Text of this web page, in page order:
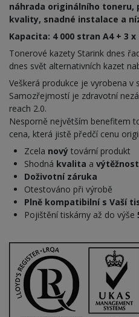
náhrada originálního toneru,
kvality, snadné instalace a
Kapacita: 4 000 stran A4 + 3
Tonerové kazety Starink dnes
dnes svět alternativních kazet
Veškerá produkce je vyrobena v
Samozřejmostí je zdravotní
reach 2.0.
Nesporně největším benefitem
cena, která jistě předčí cenu
Zcela nový tovární produkt
Shodná kvalita a
Doživotní záruka
Otestováno při výrobě
Plně kompatibilní s Vaší
Pojištění tiskárny až do výše